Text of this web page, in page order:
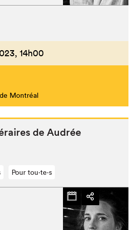
14h00
Montréal
de Audrée
Pour tou⋅te⋅s